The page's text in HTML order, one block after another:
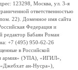
123298, Москва, ул. 3-я
ответственностью
22). Доменное имя сайта
Федерация и
редактор Бабаян Роман
+7 (495) 950-62-26
в Российской
армия» (УПА), «ИГИЛ»,
ан-Нусра»),